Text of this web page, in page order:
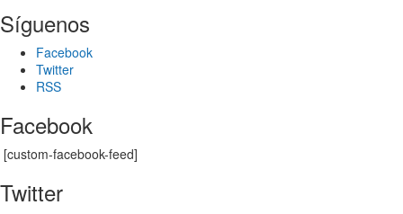
Síguenos
Facebook
Twitter
RSS
Facebook
[custom-facebook-feed]
Twitter